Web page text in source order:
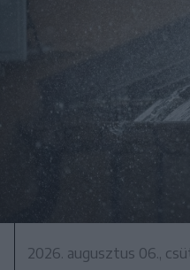
2026. augusztus 06.,